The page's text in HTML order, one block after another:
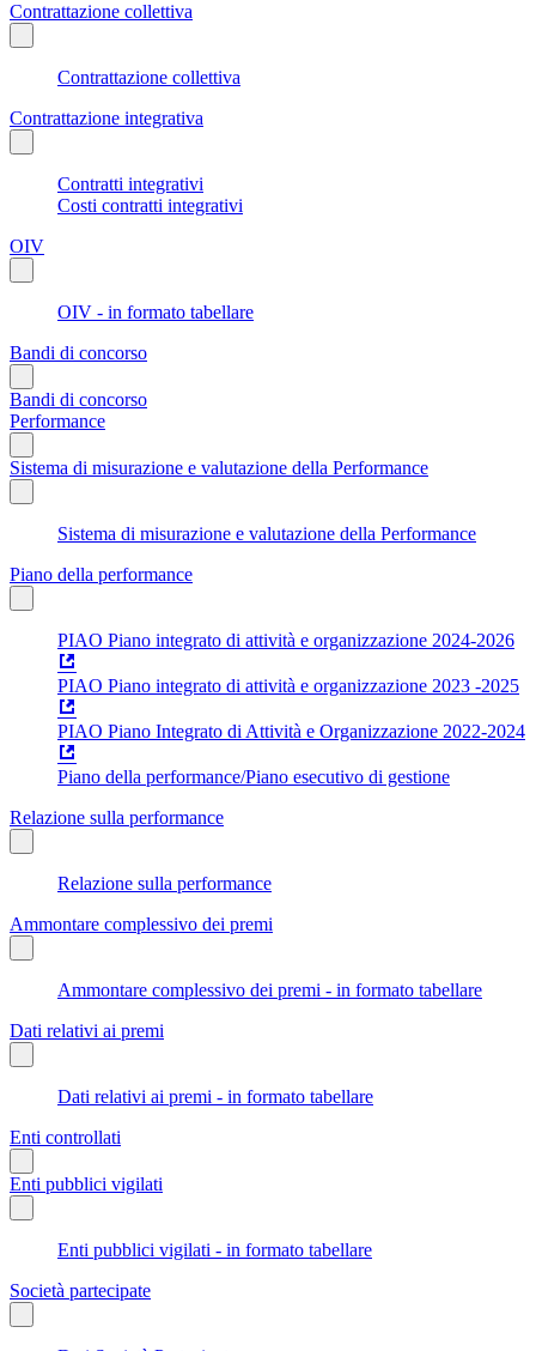
Contrattazione collettiva
Contrattazione collettiva
Contrattazione integrativa
Contratti integrativi
Costi contratti integrativi
OIV
OIV - in formato tabellare
Bandi di concorso
Bandi di concorso
Performance
Sistema di misurazione e valutazione della Performance
Sistema di misurazione e valutazione della Performance
Piano della performance
PIAO Piano integrato di attività e organizzazione 2024-2026
PIAO Piano integrato di attività e organizzazione 2023 -2025
PIAO Piano Integrato di Attività e Organizzazione 2022-2024
Piano della performance/Piano esecutivo di gestione
Relazione sulla performance
Relazione sulla performance
Ammontare complessivo dei premi
Ammontare complessivo dei premi - in formato tabellare
Dati relativi ai premi
Dati relativi ai premi - in formato tabellare
Enti controllati
Enti pubblici vigilati
Enti pubblici vigilati - in formato tabellare
Società partecipate